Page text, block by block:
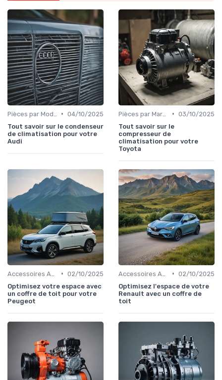
• 04/10/2025
Tout savoir sur le condenseur
de climatisation pour votre
Audi
• 03/10/2025
Tout savoir sur le
compresseur de
climatisation pour votre
Toyota
• 02/10/2025
Optimisez votre espace avec
un coffre de toit pour votre
Peugeot
• 02/10/2025
Optimisez l'espace de votre
Renault avec un coffre de
toit